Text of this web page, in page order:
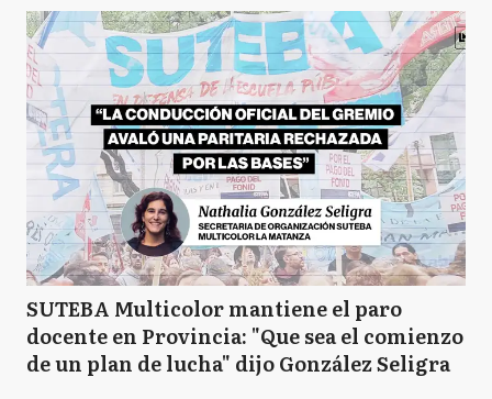
SUTEBA Multicolor mantiene el paro
docente en Provincia: "Que sea el comienzo
de un plan de lucha" dijo González Seligra